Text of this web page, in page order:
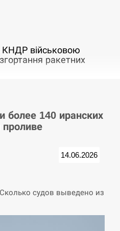
КНДР військовою
ракетних
РФ уничтожила
PUMA
более 140 иранских
14.06.2026
судов выведено из